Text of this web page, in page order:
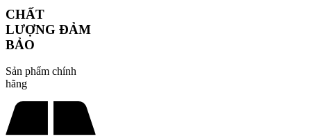
CHẤT
LƯỢNG ĐẢM
BẢO
Sản phẩm chính
hãng